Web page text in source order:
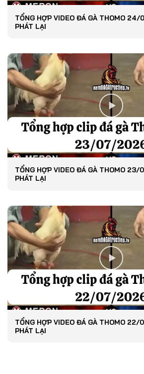
TỔNG HỢP VIDEO ĐÁ GÀ THOMO
PHÁT LẠI
TỔNG HỢP VIDEO ĐÁ GÀ THOMO
PHÁT LẠI
TỔNG HỢP VIDEO ĐÁ GÀ THOMO
PHÁT LẠI